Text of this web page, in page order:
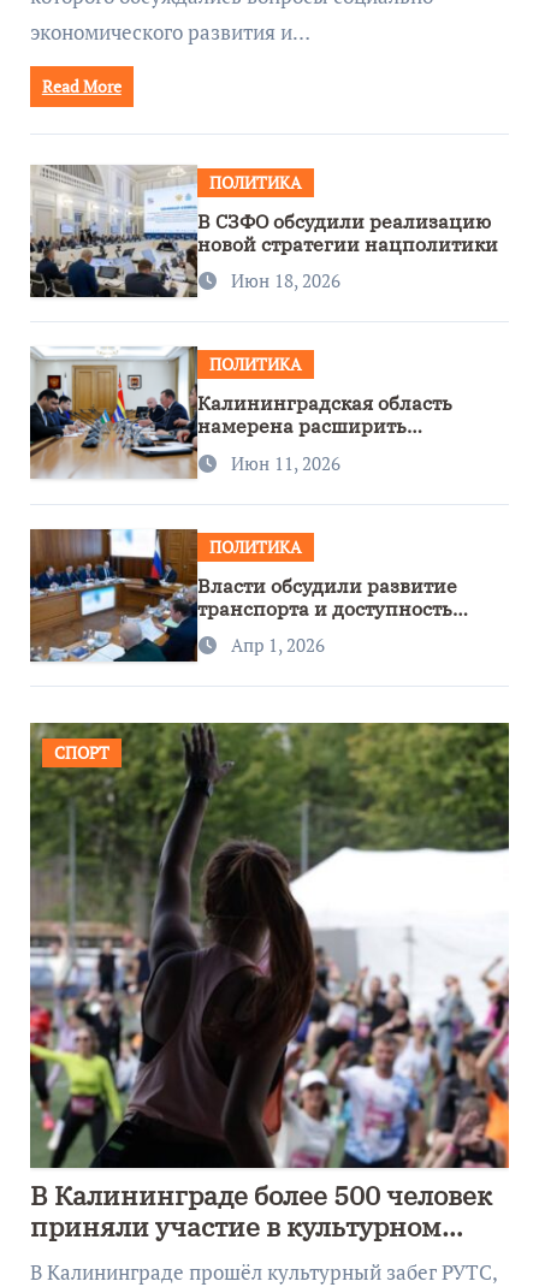
экономического развития и…
Read More
ПОЛИТИКА
В СЗФО обсудили реализацию
новой стратегии нацполитики
Июн 18, 2026
ПОЛИТИКА
Калининградская область
намерена расширить
сотрудничество с Узбекистаном
Июн 11, 2026
ПОЛИТИКА
Власти обсудили развитие
транспорта и доступность
региона
Апр 1, 2026
СПОРТ
В Калининграде более 500 человек
приняли участие в культурном
забеге
В Калининграде прошёл культурный забег РУТС,